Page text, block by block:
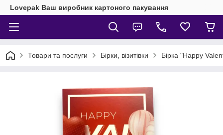
Lovepak Ваш виробник картоного пакування
Товари та послуги Бірки, візитівки Бірка "Happy